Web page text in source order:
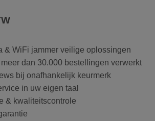
& WiFi jammer veilige oplossingen
dan 30.000 bestellingen verwerkt
bij onafhankelijk keurmerk
in uw eigen taal
& kwaliteitscontrole